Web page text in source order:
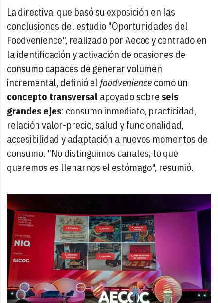
La directiva, que basó su exposición en las
conclusiones del estudio "Oportunidades del
Foodvenience", realizado por Aecoc y centrado en
la identificación y activación de ocasiones de
consumo capaces de generar volumen
incremental, definió el foodveniencecomo un
concepto transversalapoyado sobre seis
grandes ejes: consumo inmediato, practicidad,
relación valor-precio, salud y funcionalidad,
accesibilidad y adaptación a nuevos momentos de
consumo. "No distinguimos canales; lo que
queremos es llenarnos el estómago", resumió.